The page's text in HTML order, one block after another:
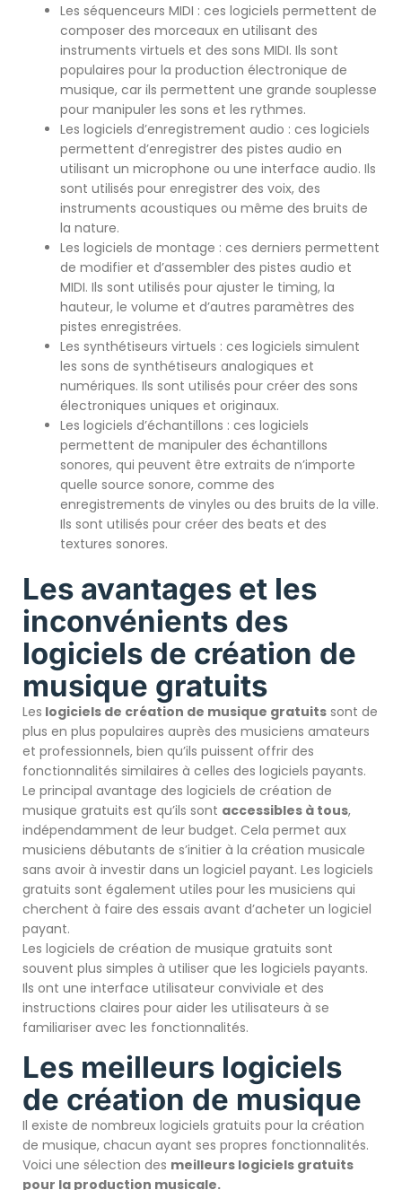
Les séquenceurs MIDI : ces logiciels permettent de
composer des morceaux en utilisant des
instruments virtuels et des sons MIDI. Ils sont
populaires pour la production électronique de
musique, car ils permettent une grande souplesse
pour manipuler les sons et les rythmes.
Les logiciels d’enregistrement audio : ces logiciels
permettent d’enregistrer des pistes audio en
utilisant un microphone ou une interface audio. Ils
sont utilisés pour enregistrer des voix, des
instruments acoustiques ou même des bruits de
la nature.
Les logiciels de montage : ces derniers permettent
de modifier et d’assembler des pistes audio et
MIDI. Ils sont utilisés pour ajuster le timing, la
hauteur, le volume et d’autres paramètres des
pistes enregistrées.
Les synthétiseurs virtuels : ces logiciels simulent
les sons de synthétiseurs analogiques et
numériques. Ils sont utilisés pour créer des sons
électroniques uniques et originaux.
Les logiciels d’échantillons : ces logiciels
permettent de manipuler des échantillons
sonores, qui peuvent être extraits de n’importe
quelle source sonore, comme des
enregistrements de vinyles ou des bruits de la ville.
Ils sont utilisés pour créer des beats et des
textures sonores.
Les avantages et les
inconvénients des
logiciels de création de
musique gratuits
Les logiciels de création de musique gratuits sont de
plus en plus populaires auprès des musiciens amateurs
et professionnels, bien qu’ils puissent offrir des
fonctionnalités similaires à celles des logiciels payants.
Le principal avantage des logiciels de création de
musique gratuits est qu’ils sont accessibles à tous,
indépendamment de leur budget. Cela permet aux
musiciens débutants de s’initier à la création musicale
sans avoir à investir dans un logiciel payant. Les logiciels
gratuits sont également utiles pour les musiciens qui
cherchent à faire des essais avant d’acheter un logiciel
payant.
Les logiciels de création de musique gratuits sont
souvent plus simples à utiliser que les logiciels payants.
Ils ont une interface utilisateur conviviale et des
instructions claires pour aider les utilisateurs à se
familiariser avec les fonctionnalités.
Les meilleurs logiciels
de création de musique
Il existe de nombreux logiciels gratuits pour la création
de musique, chacun ayant ses propres fonctionnalités.
Voici une sélection des meilleurs logiciels gratuits
pour la production musicale.